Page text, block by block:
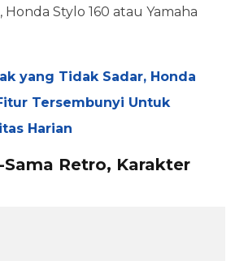
Stylo 160 atau Yamaha
yang Tidak Sadar, Honda
Tersembunyi Untuk
Harian
Sama Retro, Karakter